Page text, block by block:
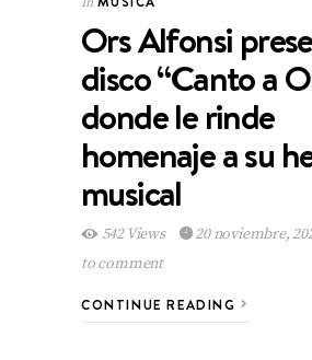
Ors Alfonsi
disco “Canto a
donde le rinde
homenaje a su
musical
542 Views 20 noviembre,
to comment
CONTINUE READING